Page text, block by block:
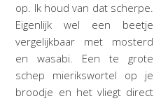
op. Ik houd van dat scherpe.
Eigenlijk wel een beetje
vergelijkbaar met mosterd
en wasabi. Een te grote
schep mierikswortel op je
broodje en het vliegt direct